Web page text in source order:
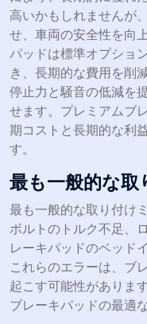
高いかもしれませんが
せ、車両の安全性を向
パッドは標準オプショ
き、長期的な費用を削
停止力と騒音の低減を
せます。プレミアムブ
期コストと長期的な利
す。
最も一般的な取
最も一般的な取り付け
ボルトのトルク不足、
レーキパッドのベッド
これらのエラーは、ブ
起こす可能性がありま
ブレーキパッドの最適